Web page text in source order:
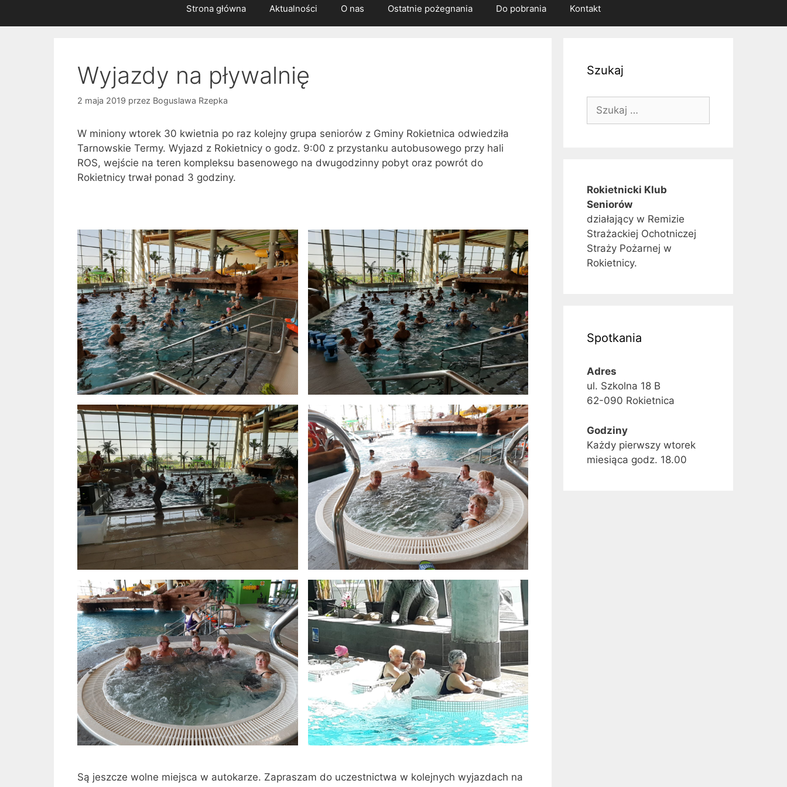
Strona główna Aktualności O nas Ostatnie pożegnania Do pobrania Kontakt
Wyjazdy na pływalnię
2 maja 2019 przez Boguslawa Rzepka
W miniony wtorek 30 kwietnia po raz kolejny grupa seniorów z Gminy Rokietnica odwiedziła
Tarnowskie Termy. Wyjazd z Rokietnicy o godz. 9:00 z przystanku autobusowego przy hali
ROS, wejście na teren kompleksu basenowego na dwugodzinny pobyt oraz powrót do
Rokietnicy trwał ponad 3 godziny.
Są jeszcze wolne miejsca w autokarze. Zapraszam do uczestnictwa w kolejnych wyjazdach na
Szukaj
Szukaj:
Rokietnicki Klub
Seniorów
działający w Remizie
Strażackiej Ochotniczej
Straży Pożarnej w
Rokietnicy.
Spotkania
Adres
ul. Szkolna 18 B
62-090 Rokietnica
Godziny
Każdy pierwszy wtorek
miesiąca godz. 18.00